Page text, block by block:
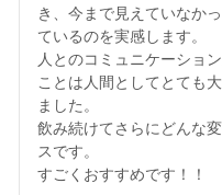
き、今まで見えていなか
ているのを実感します。
人とのコミュニケーショ
ことは人間としてとても
ました。
飲み続けてさらにどんな
スです。
すごくおすすめです！！